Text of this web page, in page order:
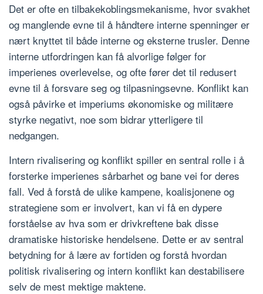
Det er ofte en tilbakekoblingsmekanisme, hvor svakhet
og manglende evne til å håndtere interne spenninger er
nært knyttet til både interne og eksterne trusler. Denne
interne utfordringen kan få alvorlige følger for
imperienes overlevelse, og ofte fører det til redusert
evne til å forsvare seg og tilpasningsevne. Konflikt kan
også påvirke et imperiums økonomiske og militære
styrke negativt, noe som bidrar ytterligere til
nedgangen.
Intern rivalisering og konflikt spiller en sentral rolle i å
forsterke imperienes sårbarhet og bane vei for deres
fall. Ved å forstå de ulike kampene, koalisjonene og
strategiene som er involvert, kan vi få en dypere
forståelse av hva som er drivkreftene bak disse
dramatiske historiske hendelsene. Dette er av sentral
betydning for å lære av fortiden og forstå hvordan
politisk rivalisering og intern konflikt kan destabilisere
selv de mest mektige maktene.